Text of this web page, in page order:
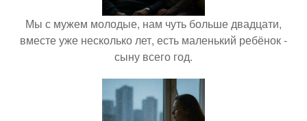
Мы с мужем молодые, нам чуть больше двадцати,
вместе уже несколько лет, есть маленький ребёнок -
сыну всего год.